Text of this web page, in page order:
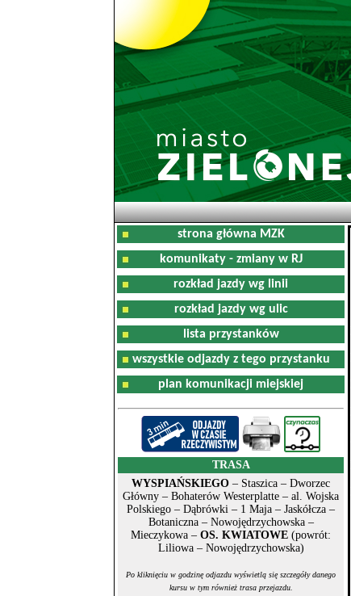
strona główna MZK
komunikaty - zmiany w RJ
rozkład jazdy wg linii
rozkład jazdy wg ulic
lista przystanków
wszystkie odjazdy z tego przystanku
plan komunikacji miejskiej
TRASA
WYSPIAŃSKIEGO – Staszica – Dworzec
Główny – Bohaterów Westerplatte – al. Wojska
Polskiego – Dąbrówki – 1 Maja – Jaskółcza –
Botaniczna – Nowojędrzychowska –
Mieczykowa – OS. KWIATOWE (powrót:
Liliowa – Nowojędrzychowska)
Po kliknięciu w godzinę odjazdu wyświetlą się szczegóły danego
kursu w tym również trasa przejazdu.